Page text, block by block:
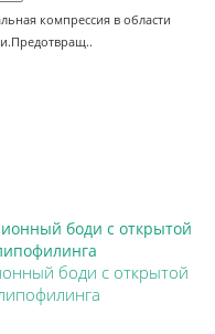
компрессия в области
боди с открытой